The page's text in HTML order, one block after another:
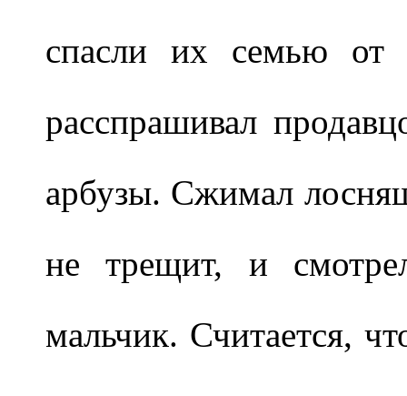
спасли их семью от
расспрашивал
арбузы. Сжимал
не трещит, и
мальчик. Считается,